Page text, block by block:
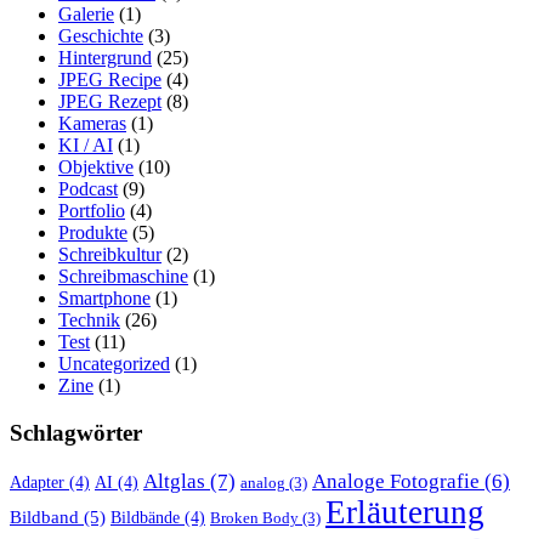
Galerie (1)
Geschichte (3)
Hintergrund (25)
JPEG Recipe (4)
JPEG Rezept(8)
Kameras (1)
KI / AI (1)
Objektive (10)
Podcast(9)
Portfolio (4)
Produkte (5)
Schreibkultur(2)
Schreibmaschine (1)
Smartphone (1)
Technik (26)
Test(11)
Uncategorized (1)
Zine (1)
Schlagwörter
Adapter (4) AI (4) Altglas (7) analog (3) Analoge Fotografie (6)
Bildband (5) Bildbände (4) Broken Body (3) Erläuterung